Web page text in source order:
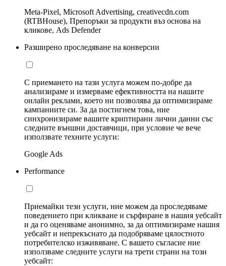
Meta-Pixel, Microsoft Advertising, creativecdn.com
(RTBHouse), Препоръки за продукти въз основа на
кликове, Ads Defender
Разширено проследяване на конверсии
С приемането на тази услуга можем по-добре да
анализираме и измерваме ефективността на нашите
онлайн реклами, което ни позволява да оптимизираме
кампаниите си. За да постигнем това, ние
синхронизираме вашите криптирани лични данни със
следните външни доставчици, при условие че вече
използвате техните услуги:
Google Ads
Performance
Приемайки тези услуги, ние можем да проследяваме
поведението при кликване и сърфиране в нашия уебсайт
и да го оценяваме анонимно, за да оптимизираме нашия
уебсайт и непрекъснато да подобряваме цялостното
потребителско изживяване. С вашето съгласие ние
използваме следните услуги на трети страни на този
уебсайт: